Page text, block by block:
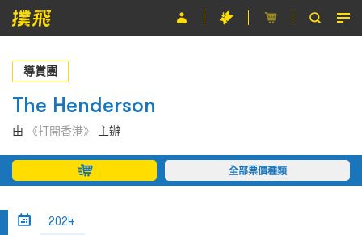
節目
主辦單位
關於撲飛
條款及細則
導賞團
The Henderson
由 《打開香港》 主辦
全部票價種類
2024